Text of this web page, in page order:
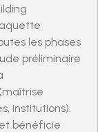
les phases
préliminaire
institutions).
bénéficie